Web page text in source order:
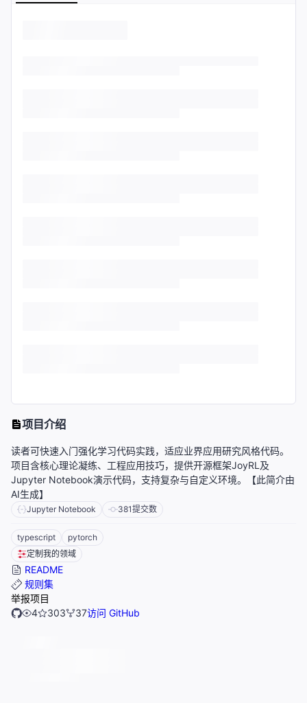
项目介绍
读者可快速入门强化学习代码实践，适应业界应用研究风格代码。
项目含核心理论凝练、工程应用技巧，提供开源框架JoyRL及
Jupyter Notebook演示代码，支持复杂与自定义环境。【此简介由
AI生成】
Jupyter Notebook 381提交数
typescript
pytorch
定制我的领域
README
规则集
举报项目
4
303 37访问 GitHub